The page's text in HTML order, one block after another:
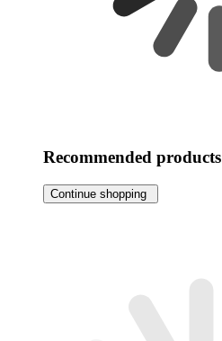
Recommended products
Continue shopping